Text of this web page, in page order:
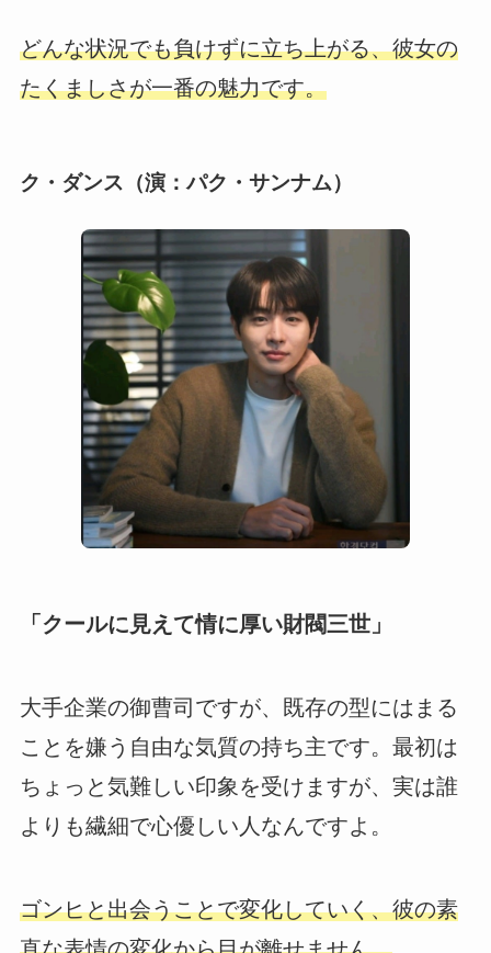
どんな状況でも負けずに立ち上がる、彼女の
たくましさが一番の魅力です。
ク・ダンス（演：パク・サンナム）
「クールに見えて情に厚い財閥三世」
大手企業の御曹司ですが、既存の型にはまる
ことを嫌う自由な気質の持ち主です。最初は
ちょっと気難しい印象を受けますが、実は誰
よりも繊細で心優しい人なんですよ。
ゴンヒと出会うことで変化していく、彼の素